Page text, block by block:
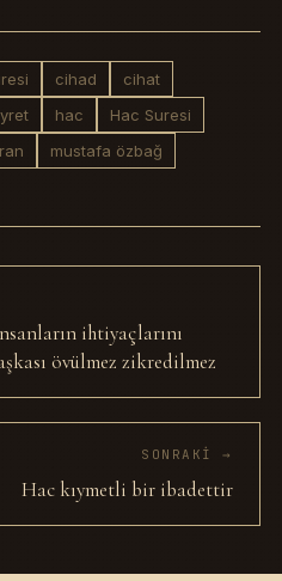
cihad
cihat
hac
Hac Suresi
mustafa özbağ
ihtiyaçlarını
övülmez zikredilmez
SONRAKI →
Hac kıymetli bir ibadettir